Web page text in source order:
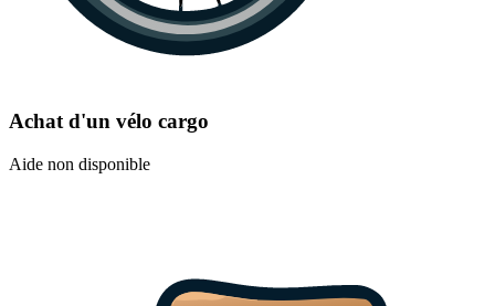
Achat d'un vélo cargo
Aide non disponible